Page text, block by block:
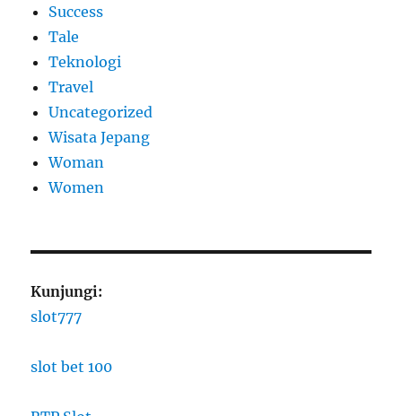
Success
Tale
Teknologi
Travel
Uncategorized
Wisata Jepang
Woman
Women
Kunjungi:
slot777
slot bet 100